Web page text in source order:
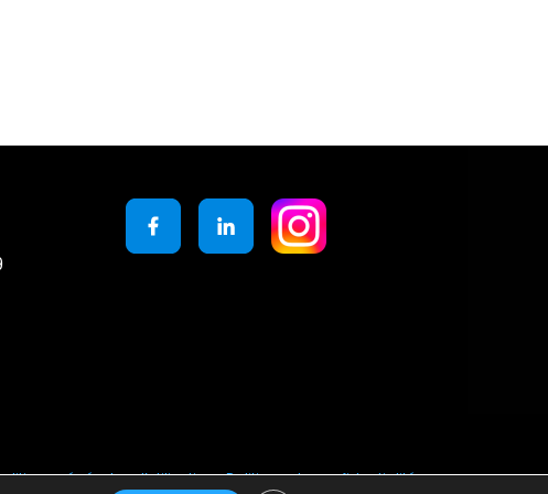
générales d’utilisation Politique de confidentialité